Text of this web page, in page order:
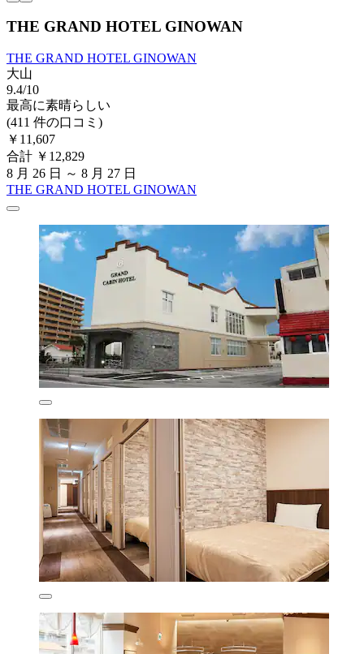
THE GRAND HOTEL GINOWAN
THE GRAND HOTEL GINOWAN
大山
9.4/10
最高に素晴らしい
(411 件の口コミ)
￥11,607
合計 ￥12,829
8 月 26 日 ～ 8 月 27 日
THE GRAND HOTEL GINOWAN